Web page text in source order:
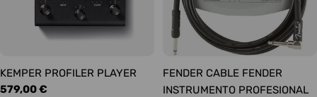
KEMPER PROFILER PLAYER
Precio
579,00 €
FENDER CABLE FENDER
INSTRUMENTO PROFESIONAL